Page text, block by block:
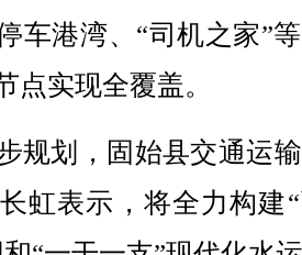
车港湾、“司机之家”
点实现全覆盖。
划，固始县交通运
虹表示，将全力构建